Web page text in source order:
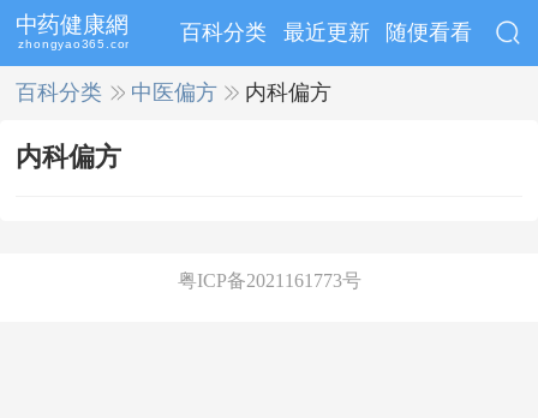
百科分类 最近更新 随便看看
百科分类 >>中医偏方 >>内科偏方
内科偏方
粤ICP备2021161773号